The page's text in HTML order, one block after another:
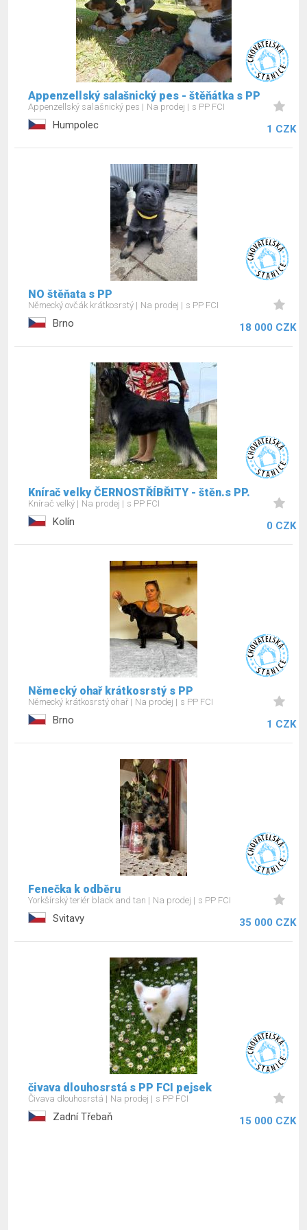
Appenzellský salašnický pes - štěňátka s PP
Appenzellský salašnický pes Na prodej s PP FCI
Humpolec 1 CZK
NO štěňata s PP
Německý ovčák krátkosrstý Na prodej s PP FCI
Brno 18 000 CZK
Knírač velky ČERNOSTŘÍBŘITY - štěn.s PP.
Knírač velký Na prodej s PP FCI
Kolín 0 CZK
Německý ohař krátkosrstý s PP
Německý krátkosrstý ohař Na prodej s PP FCI
Brno 1 CZK
Fenečka k odběru
Yorkšírský teriér black and tan Na prodej s PP FCI
Svitavy 35 000 CZK
čivava dlouhosrstá s PP FCI pejsek
Čivava dlouhosrstá Na prodej s PP FCI
Zadní Třebaň 15 000 CZK